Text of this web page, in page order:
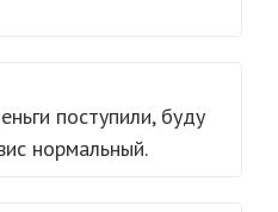
поступили, буду
нормальный.